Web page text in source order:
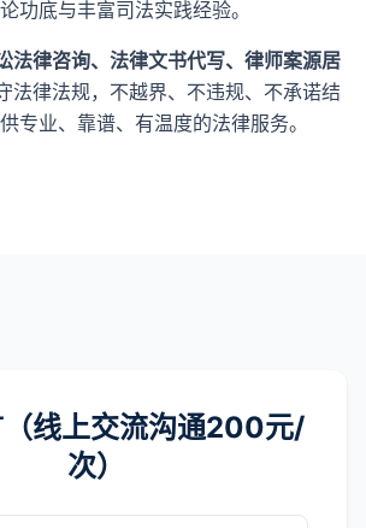
功底与丰富司法实践经验。
法律咨询、法律文书代写、律师案源居
法律法规，不越界、不违规、不承诺结
专业、靠谱、有温度的法律服务。
线上交流沟通200元/
次）